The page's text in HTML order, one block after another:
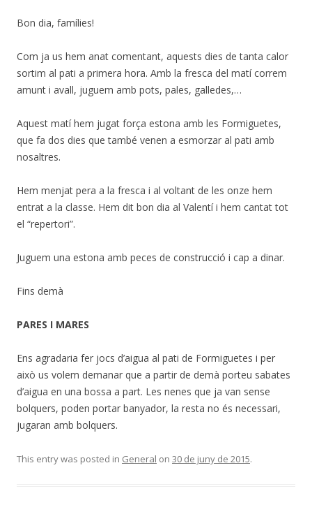
Bon dia, famílies!
Com ja us hem anat comentant, aquests dies de tanta calor
sortim al pati a primera hora. Amb la fresca del matí correm
amunt i avall, juguem amb pots, pales, galledes,…
Aquest matí hem jugat força estona amb les Formiguetes,
que fa dos dies que també venen a esmorzar al pati amb
nosaltres.
Hem menjat pera a la fresca i al voltant de les onze hem
entrat a la classe. Hem dit bon dia al Valentí i hem cantat tot
el “repertori”.
Juguem una estona amb peces de construcció i cap a dinar.
Fins demà
PARES I MARES
Ens agradaria fer jocs d’aigua al pati de Formiguetes i per
això us volem demanar que a partir de demà porteu sabates
d’aigua en una bossa a part. Les nenes que ja van sense
bolquers, poden portar banyador, la resta no és necessari,
jugaran amb bolquers.
This entry was posted in General on 30 de juny de 2015.